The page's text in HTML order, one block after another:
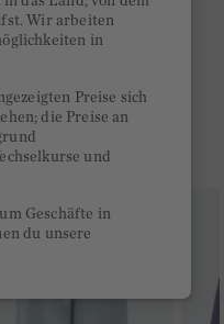
Wir arbeiten
in
Preise sich
die Preise an
und
Geschäfte in
du unsere